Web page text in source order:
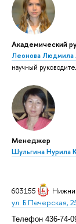
Академический
Леонова Людмила
научный
Менеджер
Шульгина Нурила
603155
ул. Б.Печерская,
Телефон 436-74-